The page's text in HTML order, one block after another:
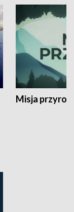
Misja